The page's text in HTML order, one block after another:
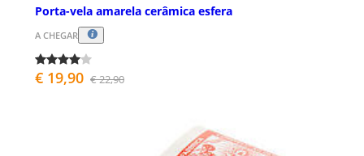
Porta-vela amarela cerâmica esfera
A CHEGAR
€ 19,90 € 22,90